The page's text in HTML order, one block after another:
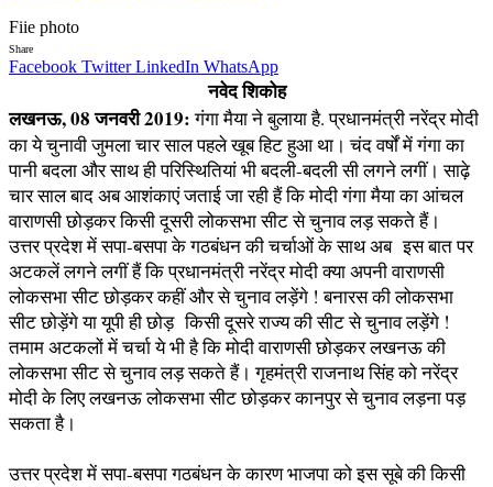
Fiie photo
Share
Facebook Twitter LinkedIn WhatsApp
नवेद शिकोह
लखनऊ, 08 जनवरी 2019:गंगा मैया ने बुलाया है. प्रधानमंत्री नरेंद्र मोदी
का ये चुनावी जुमला चार साल पहले खूब हिट हुआ था। चंद वर्षों में गंगा का
पानी बदला और साथ ही परिस्थितियां भी बदली-बदली सी लगने लगीं। साढ़े
चार साल बाद अब आशंकाएं जताई जा रही हैं कि मोदी गंगा मैया का आंचल
वाराणसी छोड़कर किसी दूसरी लोकसभा सीट से चुनाव लड़ सकते हैं।
उत्तर प्रदेश में सपा-बसपा के गठबंधन की चर्चाओं के साथ अब इस बात पर
अटकलें लगने लगीं हैं कि प्रधानमंत्री नरेंद्र मोदी क्या अपनी वाराणसी
लोकसभा सीट छोड़कर कहीं और से चुनाव लड़ेंगे ! बनारस की लोकसभा
सीट छोड़ेंगे या यूपी ही छोड़ किसी दूसरे राज्य की सीट से चुनाव लड़ेंगे !
तमाम अटकलों में चर्चा ये भी है कि मोदी वाराणसी छोड़कर लखनऊ की
लोकसभा सीट से चुनाव लड़ सकते हैं। गृहमंत्री राजनाथ सिंह को नरेंद्र
मोदी के लिए लखनऊ लोकसभा सीट छोड़कर कानपुर से चुनाव लड़ना पड़
सकता है।
उत्तर प्रदेश में सपा-बसपा गठबंधन के कारण भाजपा को इस सूबे की किसी